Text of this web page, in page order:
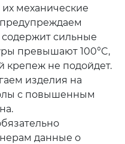
механические
содержит сильные
превышают 100°C,
крепеж не подойдет.
изделия на
с повышенным
данные о